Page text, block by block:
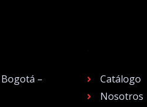
–
Catálogo
Nosotros